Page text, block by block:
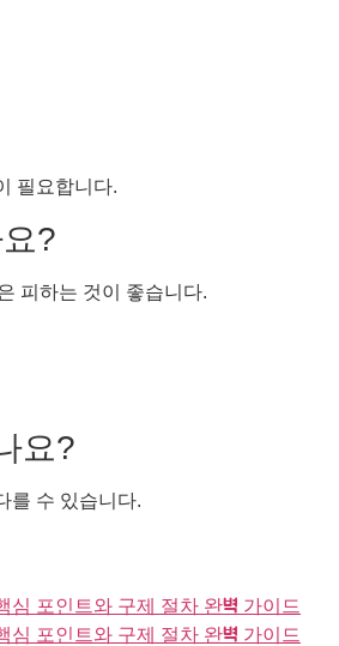
필요합니다.
?
피하는 것이 좋습니다.
요?
를 수 있습니다.
포인트와 구제 절차 완벽 가이드
포인트와 구제 절차 완벽 가이드